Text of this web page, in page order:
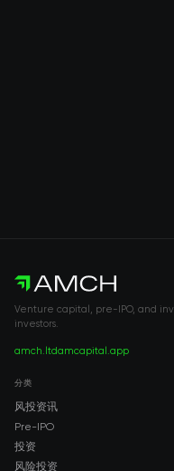
Venture capital, pre-IPO, and
investors.
amch.ltdamcapital.app
分类
风投资讯
Pre-IPO
投资
风险投资